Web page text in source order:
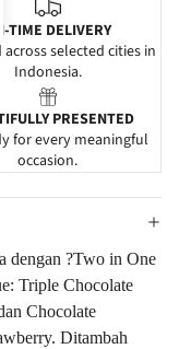
TIME DELIVERY
across selected cities in
Indonesia.
PRESENTED
for every meaningful
occasion.
dengan ?Two in One
Triple Chocolate
Chocolate
Ditambah